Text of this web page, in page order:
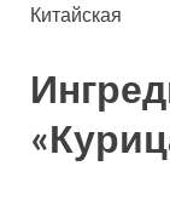
Китайская